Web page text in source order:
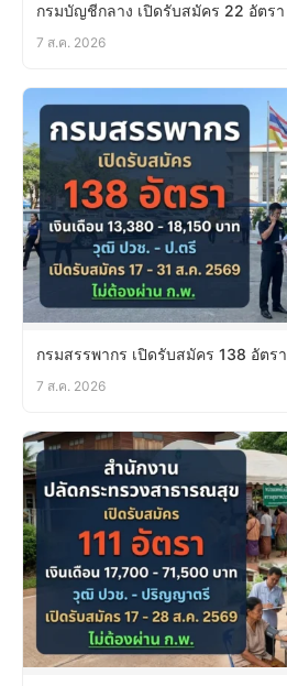
กรมบัญชีกลาง เปิดรับสมัคร 22 อัตรา
7 ส.ค. 2026
กรมสรรพากร เปิดรับสมัคร 138 อัตรา
7 ส.ค. 2026